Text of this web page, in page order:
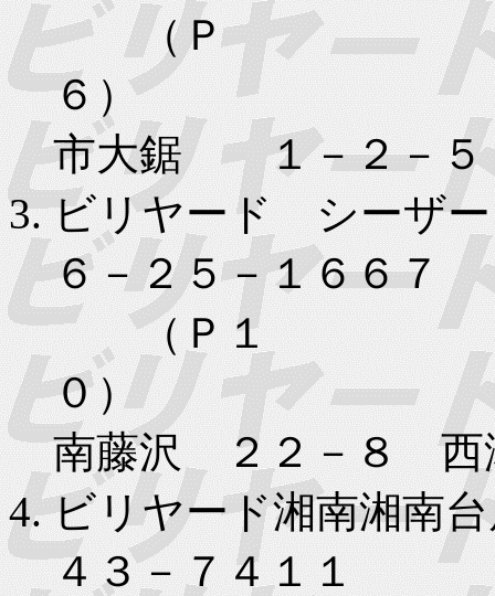
（Ｐ
６
市大鋸 １－２－５
ビリヤード シーザ
６－２５－１６６７
（Ｐ１
０）
南藤沢 ２２－８ 西
ビリヤード湘南湘南
４３－７４１１